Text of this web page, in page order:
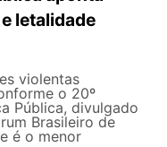
letalidade
violentas
o 20º
Pública, divulgado
Brasileiro de
é o menor